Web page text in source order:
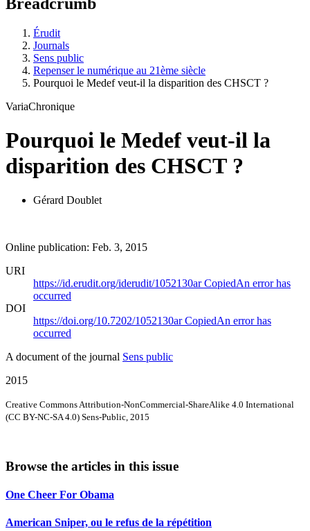
Érudit
Journals
Sens public
Repenser le numérique au 21ème siècle
Pourquoi le Medef veut-il la disparition des CHSCT ?
VariaChronique
Pourquoi le Medef veut-il la
disparition des CHSCT ?
Gérard Doublet
Online publication: Feb. 3, 2015
URI
https://id.erudit.org/iderudit/1052130arCopiedAn error has
occurred
DOI
https://doi.org/10.7202/1052130arCopiedAn error has
occurred
A document of the journal Sens public
2015
Creative Commons Attribution-NonCommercial-ShareAlike 4.0 International
(CC BY-NC-SA 4.0) Sens-Public, 2015
Browse the articles in this issue
One Cheer For Obama
American Sniper, ou le refus de la répétition